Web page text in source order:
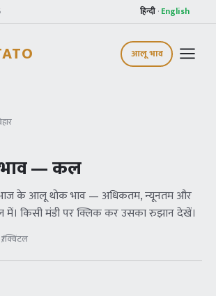
हिन्दी · English
आलू भाव
—कल
के आलू थोक भाव — अधिकतम, न्यूनतम और
में। किसी मंडी पर क्लिक कर उसका रुझान देखें।
₹/क्विंटल